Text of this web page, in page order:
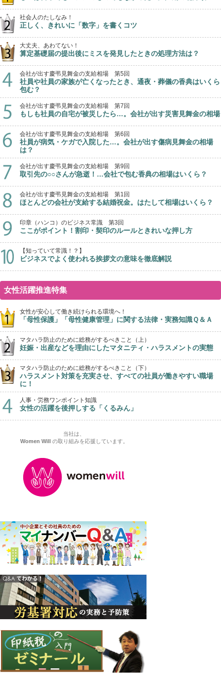
社会人のたしなみ！
正しく、きれいに「数字」を書くコツ
大丈夫、あわてない！
算定基礎届の提出後にミスを発見したときの処理方法は？
会社が出す慶弔見舞金の支給相場 第5回
社員や社員の家族が亡くなったとき、通夜・葬儀の香典はいくら
包む？
会社が出す慶弔見舞金の支給相場 第7回
もしも社員の自宅が被災したら…。会社が出す災害見舞金の相場
会社が出す慶弔見舞金の支給相場 第6回
社員が病気・ケガで入院した…。会社が出す傷病見舞金の相場
は？
会社が出す慶弔見舞金の支給相場 第9回
取引先の○○さんが急逝！…会社で包む香典の相場はいくら？
会社が出す慶弔見舞金の支給相場 第1回
ほとんどの会社が支給する結婚祝金。はたして相場はいくら？
印章（ハンコ）のビジネス常識 第3回
ここがポイント！割印・契印のルールときれいな押し方
【知っていて常識！？】
ビジネスでよく使われる挨拶文の意味を徹底解説
女性活躍推進特集
女性が安心して働き続けられる環境へ！
「母性保護」「母性健康管理」に関する法律・実務知識Ｑ＆Ａ
マタハラ防止のために総務がするべきこと（上）
妊娠・出産などを理由にしたマタニティ・ハラスメントの実態
マタハラ防止のために総務がするべきこと（下）
ハラスメント対策を充実させ、すべての社員が働きやすい職場
に！
人事・労務ワンポイント知識
女性の活躍を後押しする「くるみん」
当社は、
Women Willの取り組みを応援しています。